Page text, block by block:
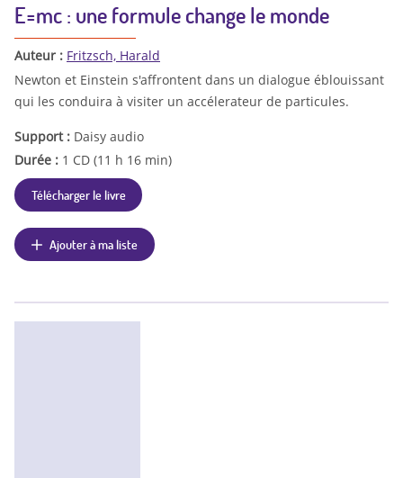
E=mc : une formule change le monde
Auteur : Fritzsch, Harald
Newton et Einstein s'affrontent dans un dialogue éblouissant
qui les conduira à visiter un accélerateur de particules.
Support : Daisy audio
Durée : 1 CD (11 h 16 min)
Télécharger le livre
Ajouter à ma liste